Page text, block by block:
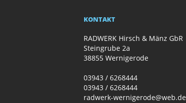
KONTAKT
RADWERK Hirsch & Mänz GbR
Steingrube 2a
38855 Wernigerode
03943 / 6268444
03943 / 6268444
radwerk-wernigerode@web.de